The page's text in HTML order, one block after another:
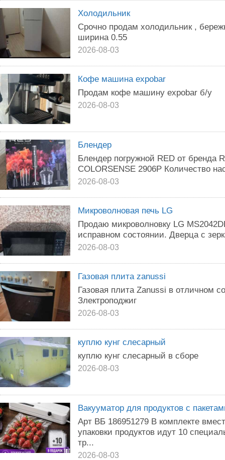
Холодильник
Срочно продам холодильник ,
ширина 0.55
2026-08-03
Кофе машина expobar
Продам кофе машину expobar б/у
2026-08-03
Блендер
Блендер погружной RED от бренда
COLORSENSE 2906P Количество
2026-08-03
Микроволновая печь LG
Продаю микроволновку LG
исправном состоянии. Дверца с
2026-08-03
Газовая плита zanussi
Газовая плита Zanussi в отличном
Злектроподжиг
2026-08-03
куплю кунг слесарный
куплю кунг слесарный в сборе
2026-08-03
Вакууматор для продуктов с
Арт ВБ 186951279 В комплекте
упаковки продуктов идут 10
тр...
2026-08-03